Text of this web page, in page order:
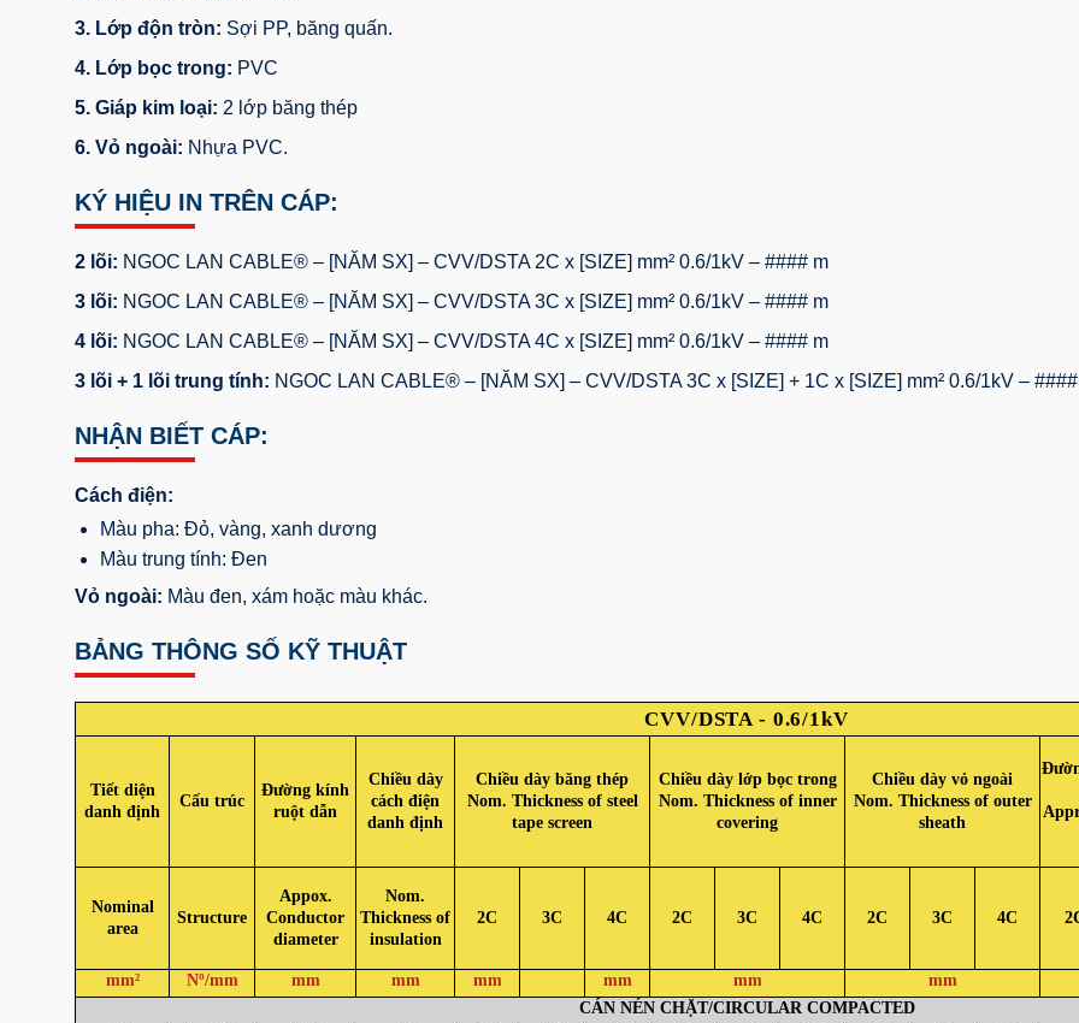
3. Lớp độn tròn: Sợi PP, băng quấn.
4. Lớp bọc trong: PVC
5. Giáp kim loại: 2 lớp băng thép
6. Vỏ ngoài: Nhựa PVC.
KÝ HIỆU IN TRÊN CÁP:
2 lõi: NGOC LAN CABLE® – [NĂM SX] – CVV/DSTA 2C x [SIZE] mm² 0.6/1kV – #### m
3 lõi: NGOC LAN CABLE® – [NĂM SX] – CVV/DSTA 3C x [SIZE] mm² 0.6/1kV – #### m
4 lõi: NGOC LAN CABLE® – [NĂM SX] – CVV/DSTA 4C x [SIZE] mm² 0.6/1kV – #### m
3 lõi + 1 lõi trung tính: NGOC LAN CABLE® – [NĂM SX] – CVV/DSTA 3C x [SIZE] + 1C x [SIZE] mm² 0.6/1kV –
NHẬN BIẾT CÁP:
Cách điện:
Màu pha: Đỏ, vàng, xanh dương
Màu trung tính: Đen
Vỏ ngoài: Màu đen, xám hoặc màu khác.
BẢNG THÔNG SỐ KỸ THUẬT
CVV/DSTA - 0.6/1kV
Tiết diện
danh định
Cấu trúc
Đường kính
ruột dẫn
Chiều dày
cách điện
danh định
Chiều dày băng thép
Nom. Thickness of steel
tape screen
Chiều dày lớp bọc trong
Nom. Thickness of inner
covering
Chiều dày vỏ ngoài
Nom. Thickness of outer
sheath
Nominal
area
Structure
Appox.
Conductor
diameter
Nom.
Thickness of
insulation
2C 3C 4C 2C 3C 4C 2C 3C 4C
mm² Nº/mm mm mm mm mm mm
mm
CÁN NÉN CHẶT/CIRCULAR COMPACTED